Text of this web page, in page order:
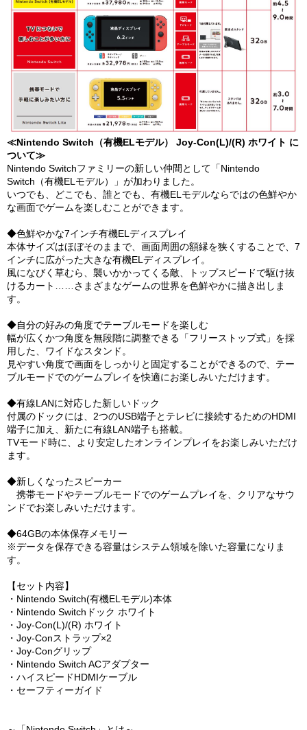
≪Nintendo Switch（有機ELモデル） Joy-Con(L)/(R) ホワイト に
ついて≫
Nintendo Switchファミリーの新しい仲間として「Nintendo
Switch（有機ELモデル）」が加わりました。
いつでも、どこでも、誰とでも、有機ELモデルならではの色鮮やか
な画面でゲームを楽しむことができます。
◆色鮮やかな7インチ有機ELディスプレイ
本体サイズはほぼそのままで、画面周囲の額縁を狭くすることで、7
インチに広がった大きな有機ELディスプレイ。
風になびく草むら、襲いかかってくる敵、トップスピードで駆け抜
けるカート……さまざまなゲームの世界を色鮮やかに描き出しま
す。
◆自分の好みの角度でテーブルモードを楽しむ
幅が広くかつ角度を無段階に調整できる「フリーストップ式」を採
用した、ワイドなスタンド。
見やすい角度で画面をしっかりと固定することができるので、テー
ブルモードでのゲームプレイを快適にお楽しみいただけます。
◆有線LANに対応した新しいドック
付属のドックには、2つのUSB端子とテレビに接続するためのHDMI
端子に加え、新たに有線LAN端子も搭載。
TVモード時に、より安定したオンラインプレイをお楽しみいただけ
ます。
◆新しくなったスピーカー
携帯モードやテーブルモードでのゲームプレイを、クリアなサウ
ンドでお楽しみいただけます。
◆64GBの本体保存メモリー
※データを保存できる容量はシステム領域を除いた容量になりま
す。
【セット内容】
・Nintendo Switch(有機ELモデル)本体
・Nintendo Switchドック ホワイト
・Joy-Con(L)/(R) ホワイト
・Joy-Conストラップ×2
・Joy-Conグリップ
・Nintendo Switch ACアダプター
・ハイスピードHDMIケーブル
・セーフティーガイド